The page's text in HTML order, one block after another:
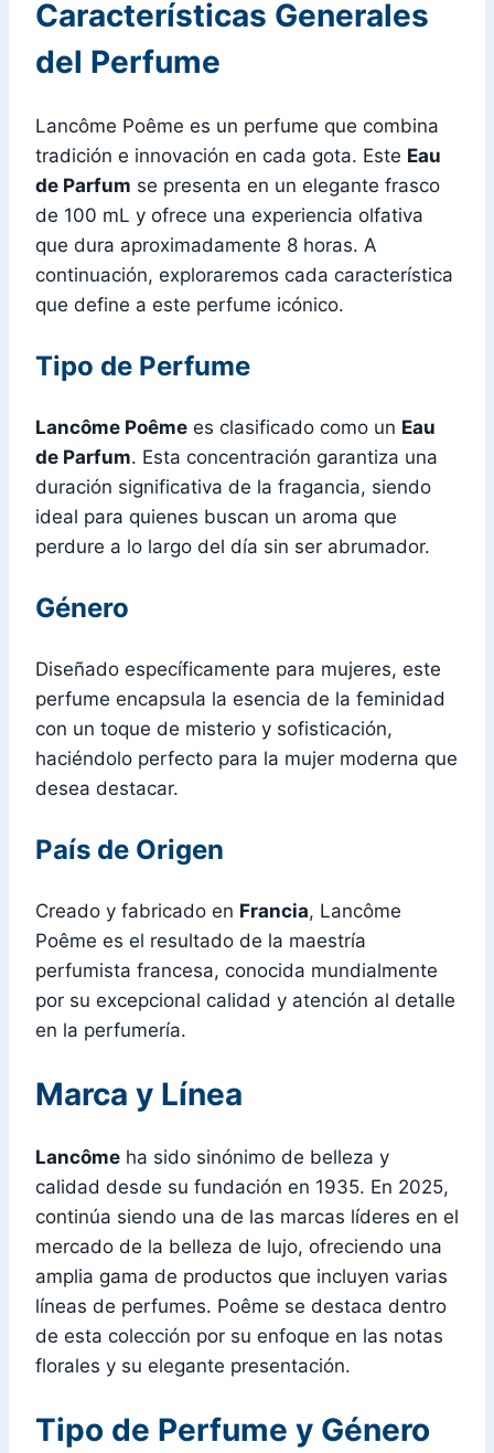
Características Generales
del Perfume
Lancôme Poême es un perfume que combina
tradición e innovación en cada gota. Este Eau
de Parfum se presenta en un elegante frasco
de 100 mL y ofrece una experiencia olfativa
que dura aproximadamente 8 horas. A
continuación, exploraremos cada característica
que define a este perfume icónico.
Tipo de Perfume
Lancôme Poême es clasificado como un Eau
de Parfum. Esta concentración garantiza una
duración significativa de la fragancia, siendo
ideal para quienes buscan un aroma que
perdure a lo largo del día sin ser abrumador.
Género
Diseñado específicamente para mujeres, este
perfume encapsula la esencia de la feminidad
con un toque de misterio y sofisticación,
haciéndolo perfecto para la mujer moderna que
desea destacar.
País de Origen
Creado y fabricado en Francia, Lancôme
Poême es el resultado de la maestría
perfumista francesa, conocida mundialmente
por su excepcional calidad y atención al detalle
en la perfumería.
Marca y Línea
Lancôme ha sido sinónimo de belleza y
calidad desde su fundación en 1935. En 2025,
continúa siendo una de las marcas líderes en el
mercado de la belleza de lujo, ofreciendo una
amplia gama de productos que incluyen varias
líneas de perfumes. Poême se destaca dentro
de esta colección por su enfoque en las notas
florales y su elegante presentación.
Tipo de Perfume y Género